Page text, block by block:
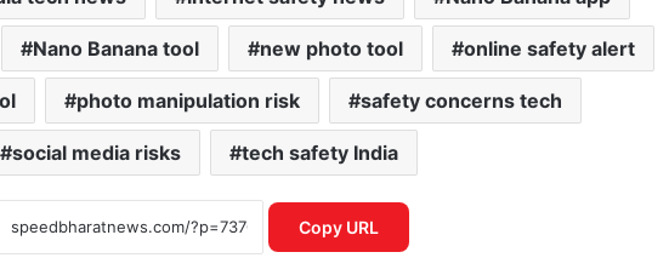
Nano Banana tool new photo tool online safety alert
photo manipulation risk safety concerns tech
social media risks tech safety India
Copy URL
गलत UPI ट्रांजेक्शन हो गया? घबराएं नहीं, इन 4